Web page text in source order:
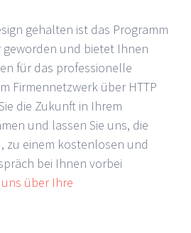
gehalten ist das Programm
und bietet Ihnen
für das professionelle
Firmennetzwerk über HTTP
die Zukunft in Ihrem
und lassen Sie uns, die
zu einem kostenlosen und
bei Ihnen vorbei
über Ihre